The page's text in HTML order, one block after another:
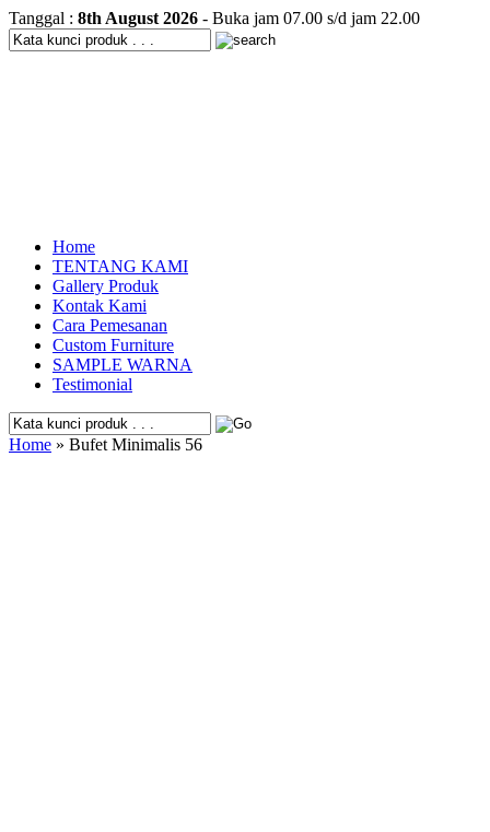
Tanggal : 8th August 2026 - Buka jam 07.00 s/d jam 22.00
Home
TENTANG KAMI
Gallery Produk
Kontak Kami
Cara Pemesanan
Custom Furniture
SAMPLE WARNA
Testimonial
Home » Bufet Minimalis 56